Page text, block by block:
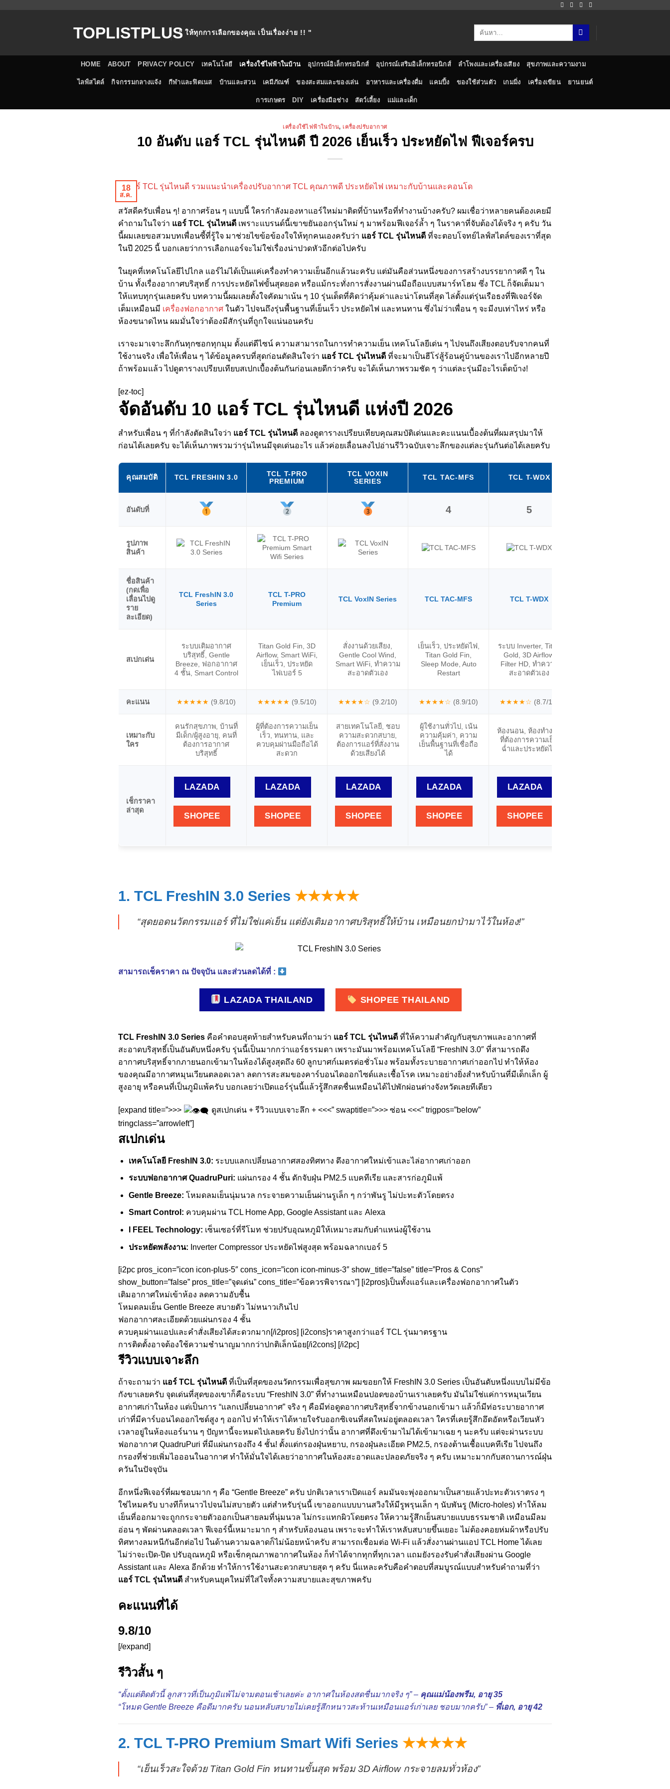
TOPLISTPLUS" ให้ทุกการเลือกของคุณ เป็นเรื่องง่าย !! "
HOME ABOUT PRIVACY POLICY เทคโนโลยี เครื่องใช้ไฟฟ้าในบ้าน อุปกรณ์อิเล็กทรอนิกส์ อุปกรณ์เสริมอิเล็กทรอนิกส์ ลำโพงและเครื่องเสียง สุขภาพและความงาม
ไลฟ์สไตล์ กิจกรรมกลางแจ้ง กีฬาและฟิตเนส บ้านและสวน เคมีภัณฑ์ ของสะสมและของเล่น อาหารและเครื่องดื่ม แคมปิ้ง ของใช้ส่วนตัว เกมมิ่ง เครื่องเขียน ยานยนต์
การเกษตร DIY เครื่องมือช่าง สัตว์เลี้ยง แม่และเด็ก
เครื่องใช้ไฟฟ้าในบ้าน, เครื่องปรับอากาศ
10 อันดับ แอร์ TCL รุ่นไหนดี ปี 2026 เย็นเร็ว ประหยัดไฟ ฟีเจอร์ครบ
18
ส.ค.
สวัสดีครับเพื่อน ๆ! อากาศร้อน ๆ แบบนี้ ใครกำลังมองหาแอร์ใหม่มาติดที่บ้านหรือที่ทำงานบ้างครับ? ผมเชื่อว่าหลายคนต้องเคยมี
คำถามในใจว่า แอร์ TCL รุ่นไหนดี เพราะแบรนด์นี้เขาขยันออกรุ่นใหม่ ๆ มาพร้อมฟีเจอร์ล้ำ ๆ ในราคาที่จับต้องได้จริง ๆ ครับ วัน
นี้ผมเลยขอสวมบทเพื่อนซี้ที่รู้ใจ มาช่วยไขข้อข้องใจให้ทุกคนเองครับว่า แอร์ TCL รุ่นไหนดี ที่จะตอบโจทย์ไลฟ์สไตล์ของเราที่สุด
ในปี 2025 นี้ บอกเลยว่าการเลือกแอร์จะไม่ใช่เรื่องน่าปวดหัวอีกต่อไปครับ
ในยุคที่เทคโนโลยีไปไกล แอร์ไม่ได้เป็นแค่เครื่องทำความเย็นอีกแล้วนะครับ แต่มันคือส่วนหนึ่งของการสร้างบรรยากาศดี ๆ ใน
บ้าน ทั้งเรื่องอากาศบริสุทธิ์ การประหยัดไฟขั้นสุดยอด หรือแม้กระทั่งการสั่งงานผ่านมือถือแบบสมาร์ทโฮม ซึ่ง TCL ก็จัดเต็มมา
ให้แทบทุกรุ่นเลยครับ บทความนี้ผมเลยตั้งใจคัดมาเน้น ๆ 10 รุ่นเด็ดที่คิดว่าคุ้มค่าและน่าโดนที่สุด ไล่ตั้งแต่รุ่นเรือธงที่ฟีเจอร์จัด
เต็มเหมือนมี เครื่องฟอกอากาศ ในตัว ไปจนถึงรุ่นพื้นฐานที่เย็นเร็ว ประหยัดไฟ และทนทาน ซึ่งไม่ว่าเพื่อน ๆ จะมีงบเท่าไหร่ หรือ
ห้องขนาดไหน ผมมั่นใจว่าต้องมีสักรุ่นที่ถูกใจแน่นอนครับ
เราจะมาเจาะลึกกันทุกซอกทุกมุม ตั้งแต่ดีไซน์ ความสามารถในการทำความเย็น เทคโนโลยีเด่น ๆ ไปจนถึงเสียงตอบรับจากคนที่
ใช้งานจริง เพื่อให้เพื่อน ๆ ได้ข้อมูลครบที่สุดก่อนตัดสินใจว่า แอร์ TCL รุ่นไหนดี ที่จะมาเป็นฮีโร่สู้ร้อนคู่บ้านของเราไปอีกหลายปี
ถ้าพร้อมแล้ว ไปดูตารางเปรียบเทียบสเปกเบื้องต้นกันก่อนเลยดีกว่าครับ จะได้เห็นภาพรวมชัด ๆ ว่าแต่ละรุ่นมีอะไรเด็ดบ้าง!
[ez-toc]
จัดอันดับ 10 แอร์ TCL รุ่นไหนดี แห่งปี 2026
สำหรับเพื่อน ๆ ที่กำลังตัดสินใจว่า แอร์ TCL รุ่นไหนดี ลองดูตารางเปรียบเทียบคุณสมบัติเด่นและคะแนนเบื้องต้นที่ผมสรุปมาให้
ก่อนได้เลยครับ จะได้เห็นภาพรวมว่ารุ่นไหนมีจุดเด่นอะไร แล้วค่อยเลื่อนลงไปอ่านรีวิวฉบับเจาะลึกของแต่ละรุ่นกันต่อได้เลยครับ
คุณสมบัติ TCL FRESHIN 3.0
TCL T-PRO
PREMIUM
TCL VOXIN
SERIES
TCL TAC-MFS TCL T-WDX
อันดับที่ 4 5
รูปภาพ
สินค้า
ชื่อสินค้า
(กดเพื่อ
เลื่อนไปดู
ราย
ละเอียด)
TCL FreshIN 3.0
Series
TCL T-PRO
Premium
TCL VoxIN Series TCL TAC-MFS TCL T-WDX
สเปกเด่น
ระบบเติมอากาศ
บริสุทธิ์, Gentle
Breeze, ฟอกอากาศ
4 ชั้น, Smart Control
Titan Gold Fin, 3D
Airflow, Smart WiFi,
เย็นเร็ว, ประหยัด
ไฟเบอร์ 5
สั่งงานด้วยเสียง,
Gentle Cool Wind,
Smart WiFi, ทำความ
สะอาดตัวเอง
เย็นเร็ว, ประหยัดไฟ,
Titan Gold Fin,
Sleep Mode, Auto
Restart
ระบบ Inverter, Titan
Gold, 3D Airflow,
Filter HD, ทำความ
สะอาดตัวเอง
คะแนน ★★★★★ (9.8/10) ★★★★★ (9.5/10) ★★★★☆ (9.2/10) ★★★★☆ (8.9/10) ★★★★☆ (8.7/10)
เหมาะกับ
ใคร
คนรักสุขภาพ, บ้านที่
มีเด็ก/ผู้สูงอายุ, คนที่
ต้องการอากาศ
บริสุทธิ์
ผู้ที่ต้องการความเย็น
เร็ว, ทนทาน, และ
ควบคุมผ่านมือถือได้
สะดวก
สายเทคโนโลยี, ชอบ
ความสะดวกสบาย,
ต้องการแอร์ที่สั่งงาน
ด้วยเสียงได้
ผู้ใช้งานทั่วไป, เน้น
ความคุ้มค่า, ความ
เย็นพื้นฐานที่เชื่อถือ
ได้
ห้องนอน, ห้องทำงาน
ที่ต้องการความเย็น
ฉ่ำและประหยัดไฟ
เช็กราคา
ล่าสุด
LAZADA
SHOPEE
LAZADA
SHOPEE
LAZADA
SHOPEE
LAZADA
SHOPEE
LAZADA
SHOPEE
1. TCL FreshIN 3.0 Series ★★★★★
“สุดยอดนวัตกรรมแอร์ ที่ไม่ใช่แค่เย็น แต่ยังเติมอากาศบริสุทธิ์ให้บ้าน เหมือนยกป่ามาไว้ในห้อง!”
สามารถเช็คราคา ณ ปัจจุบัน และส่วนลดได้ที่ :
LAZADA THAILAND SHOPEE THAILAND
TCL FreshIN 3.0 Series คือคำตอบสุดท้ายสำหรับคนที่ถามว่า แอร์ TCL รุ่นไหนดี ที่ให้ความสำคัญกับสุขภาพและอากาศที่
สะอาดบริสุทธิ์เป็นอันดับหนึ่งครับ รุ่นนี้เป็นมากกว่าแอร์ธรรมดา เพราะมันมาพร้อมเทคโนโลยี “FreshIN 3.0″ ที่สามารถดึง
อากาศบริสุทธิ์จากภายนอกเข้ามาในห้องได้สูงสุดถึง 60 ลูกบาศก์เมตรต่อชั่วโมง พร้อมทั้งระบายอากาศเก่าออกไป ทำให้ห้อง
ของคุณมีอากาศหมุนเวียนตลอดเวลา ลดการสะสมของคาร์บอนไดออกไซด์และเชื้อโรค เหมาะอย่างยิ่งสำหรับบ้านที่มีเด็กเล็ก ผู้
สูงอายุ หรือคนที่เป็นภูมิแพ้ครับ บอกเลยว่าเปิดแอร์รุ่นนี้แล้วรู้สึกสดชื่นเหมือนได้ไปพักผ่อนต่างจังหวัดเลยทีเดียว
[expand title=”>>>
ดูสเปกเด่น + รีวิวแบบเจาะลึก + <<<” swaptitle=”>>> ซ่อน <<<” trigpos=”below”
tringclass=”arrowleft”]
สเปกเด่น
เทคโนโลยี FreshIN 3.0: ระบบแลกเปลี่ยนอากาศสองทิศทาง ดึงอากาศใหม่เข้าและไล่อากาศเก่าออก
ระบบฟอกอากาศ QuadruPuri: แผ่นกรอง 4 ชั้น ดักจับฝุ่น PM2.5 แบคทีเรีย และสารก่อภูมิแพ้
Gentle Breeze: โหมดลมเย็นนุ่มนวล กระจายความเย็นผ่านรูเล็ก ๆ กว่าพันรู ไม่ปะทะตัวโดยตรง
Smart Control: ควบคุมผ่าน TCL Home App, Google Assistant และ Alexa
I FEEL Technology: เซ็นเซอร์ที่รีโมท ช่วยปรับอุณหภูมิให้เหมาะสมกับตำแหน่งผู้ใช้งาน
ประหยัดพลังงาน: Inverter Compressor ประหยัดไฟสูงสุด พร้อมฉลากเบอร์ 5
[i2pc pros_icon=”icon icon-plus-5″ cons_icon=”icon icon-minus-3″ show_title=”false” title=”Pros & Cons”
show_button=”false” pros_title=”จุดเด่น” cons_title=”ข้อควรพิจารณา”] [i2pros]เป็นทั้งแอร์และเครื่องฟอกอากาศในตัว
เติมอากาศใหม่เข้าห้อง ลดความอับชื้น
โหมดลมเย็น Gentle Breeze สบายตัว ไม่หนาวเกินไป
ฟอกอากาศละเอียดด้วยแผ่นกรอง 4 ชั้น
ควบคุมผ่านแอปและคำสั่งเสียงได้สะดวกมาก[/i2pros] [i2cons]ราคาสูงกว่าแอร์ TCL รุ่นมาตรฐาน
การติดตั้งอาจต้องใช้ความชำนาญมากกว่าปกติเล็กน้อย[/i2cons] [/i2pc]
รีวิวแบบเจาะลึก
ถ้าจะถามว่า แอร์ TCL รุ่นไหนดี ที่เป็นที่สุดของนวัตกรรมเพื่อสุขภาพ ผมขอยกให้ FreshIN 3.0 Series เป็นอันดับหนึ่งแบบไม่มีข้อ
กังขาเลยครับ จุดเด่นที่สุดของเขาก็คือระบบ “FreshIN 3.0” ที่ทำงานเหมือนปอดของบ้านเราเลยครับ มันไม่ใช่แค่การหมุนเวียน
อากาศเก่าในห้อง แต่เป็นการ “แลกเปลี่ยนอากาศ” จริง ๆ คือมีท่อดูดอากาศบริสุทธิ์จากข้างนอกเข้ามา แล้วก็มีท่อระบายอากาศ
เก่าที่มีคาร์บอนไดออกไซด์สูง ๆ ออกไป ทำให้เราได้หายใจรับออกซิเจนที่สดใหม่อยู่ตลอดเวลา ใครที่เคยรู้สึกอึดอัดหรือเวียนหัว
เวลาอยู่ในห้องแอร์นาน ๆ ปัญหานี้จะหมดไปเลยครับ ยิ่งไปกว่านั้น อากาศที่ดึงเข้ามาไม่ได้เข้ามาเฉย ๆ นะครับ แต่จะผ่านระบบ
ฟอกอากาศ QuadruPuri ที่มีแผ่นกรองถึง 4 ชั้น! ตั้งแต่กรองฝุ่นหยาบ, กรองฝุ่นละเอียด PM2.5, กรองต้านเชื้อแบคทีเรีย ไปจนถึง
กรองที่ช่วยเพิ่มไอออนในอากาศ ทำให้มั่นใจได้เลยว่าอากาศในห้องสะอาดและปลอดภัยจริง ๆ ครับ เหมาะมากกับสถานการณ์ฝุ่น
ควันในปัจจุบัน
อีกหนึ่งฟีเจอร์ที่ผมชอบมาก ๆ คือ “Gentle Breeze” ครับ ปกติเวลาเราเปิดแอร์ ลมมันจะพุ่งออกมาเป็นสายแล้วปะทะตัวเราตรง ๆ
ใช่ไหมครับ บางทีก็หนาวไปจนไม่สบายตัว แต่สำหรับรุ่นนี้ เขาออกแบบบานสวิงให้มีรูพรุนเล็ก ๆ นับพันรู (Micro-holes) ทำให้ลม
เย็นที่ออกมาจะถูกกระจายตัวออกเป็นสายลมที่นุ่มนวล ไม่กระแทกผิวโดยตรง ให้ความรู้สึกเย็นสบายแบบธรรมชาติ เหมือนมีลม
อ่อน ๆ พัดผ่านตลอดเวลา ฟีเจอร์นี้เหมาะมาก ๆ สำหรับห้องนอน เพราะจะทำให้เราหลับสบายขึ้นเยอะ ไม่ต้องคอยห่มผ้าหรือปรับ
ทิศทางลมหนีกันอีกต่อไป ในด้านความฉลาดก็ไม่น้อยหน้าครับ สามารถเชื่อมต่อ Wi-Fi แล้วสั่งงานผ่านแอป TCL Home ได้เลย
ไม่ว่าจะเปิด-ปิด ปรับอุณหภูมิ หรือเช็กคุณภาพอากาศในห้อง ก็ทำได้จากทุกที่ทุกเวลา แถมยังรองรับคำสั่งเสียงผ่าน Google
Assistant และ Alexa อีกด้วย ทำให้การใช้งานสะดวกสบายสุด ๆ ครับ นี่แหละครับคือคำตอบที่สมบูรณ์แบบสำหรับคำถามที่ว่า
แอร์ TCL รุ่นไหนดี สำหรับคนยุคใหม่ที่ใส่ใจทั้งความสบายและสุขภาพครับ
คะแนนที่ได้
9.8/10
[/expand]
รีวิวสั้น ๆ
“ตั้งแต่ติดตัวนี้ ลูกสาวที่เป็นภูมิแพ้ไม่จามตอนเช้าเลยค่ะ อากาศในห้องสดชื่นมากจริง ๆ” – คุณแม่น้องพรีม, อายุ 35
“โหมด Gentle Breeze คือดีมากครับ นอนหลับสบายไม่เคยรู้สึกหนาวสะท้านเหมือนแอร์เก่าเลย ชอบมากครับ” – พี่เอก, อายุ 42
2. TCL T-PRO Premium Smart Wifi Series ★★★★★
“เย็นเร็วสะใจด้วย Titan Gold Fin ทนทานขั้นสุด พร้อม 3D Airflow กระจายลมทั่วห้อง”